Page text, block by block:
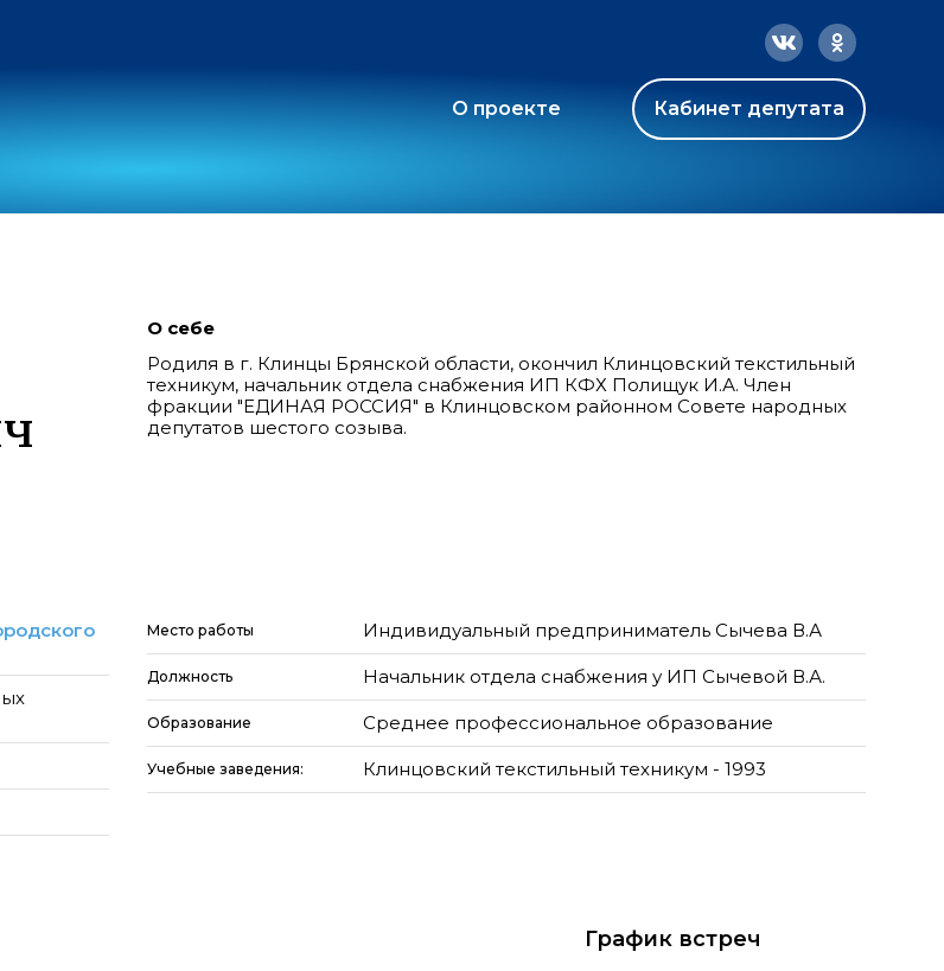
О проекте Кабинет депутата
О себе
Родиля в г. Клинцы Брянской области, окончил Клинцовский текстильный
техникум, начальник отдела снабжения ИП КФХ Полищук И.А. Член
фракции "ЕДИНАЯ РОССИЯ" в Клинцовском районном Совете народных
депутатов шестого созыва.
Место работы Индивидуальный предприниматель Сычева В.А
Должность Начальник отдела снабжения у ИП Сычевой В.А.
Образование Среднее профессиональное образование
Учебные заведения: Клинцовский текстильный техникум - 1993
График встреч